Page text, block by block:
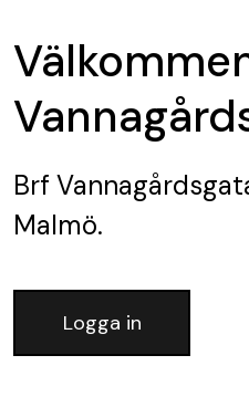
Brf
Malmö.
Logga in